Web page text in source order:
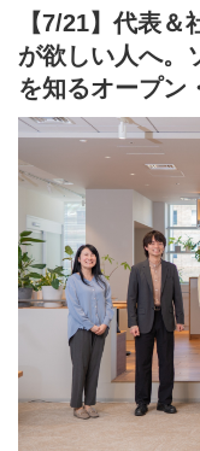
■新卒採用について
https://www.liva.co.jp/
■ワークショップ参加メ
・未経験から支援職へ
ペシャリスト”な働き方
https://
・「未経験の打席」が
センター長を任された
https://
・「やってみたのなら
げ、未知なるプロジェ
https://
・入社2カ月でプロジ
すのはビジョン達成に
https://
いきましょう。
さらに、全社横断的な
ら、リーダーとして必
▽配属先一例
・復職・再就職コーデ
い働き方・生き方を見
・セールス ： 企業等
企画
・マーケティング：会
略の企画実行（メディ
・コーポレート（総務
のバックオフィス業務
将来的に「リヴァトレ
事業・サービス立ち上
いただきます。
※定期的に、目標に向
やキャリアなどについ
表・人事との面談の機
【7/21】代表
が欲しい人へ。
を知るオープン